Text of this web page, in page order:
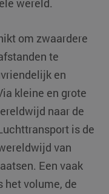
wereld.
om zwaardere
te
en
kleine en grote
naar de
is de
van
Een vaak
het volume, de